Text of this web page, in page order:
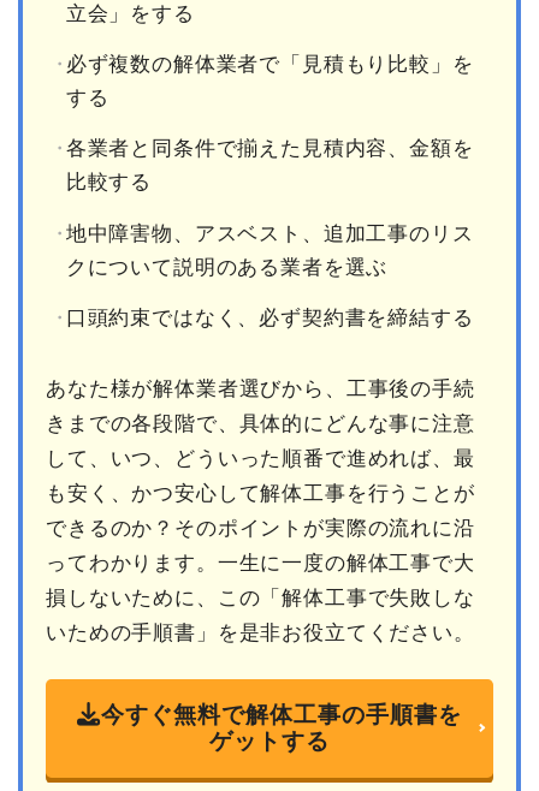
立会」をする
必ず複数の解体業者で「見積もり比較」を
する
各業者と同条件で揃えた見積内容、金額を
比較する
地中障害物、アスベスト、追加工事のリス
クについて説明のある業者を選ぶ
口頭約束ではなく、必ず契約書を締結する
あなた様が解体業者選びから、工事後の手続
きまでの各段階で、具体的にどんな事に注意
して、いつ、どういった順番で進めれば、最
も安く、かつ安心して解体工事を行うことが
できるのか？そのポイントが実際の流れに沿
ってわかります。一生に一度の解体工事で大
損しないために、この「解体工事で失敗しな
いための手順書」を是非お役立てください。
今すぐ無料で解体工事の手順書を
ゲットする